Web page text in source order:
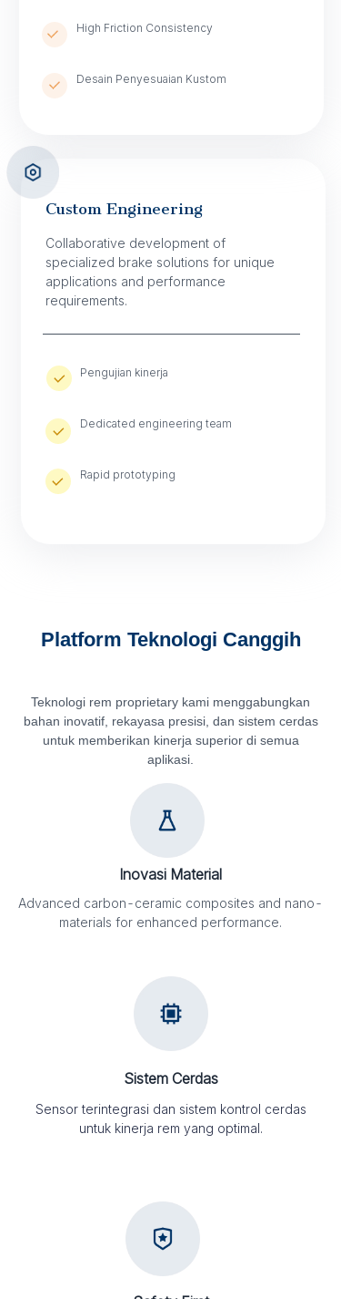
High Friction Consistency
Desain Penyesuaian Kustom
Pengujian kinerja
Rapid prototyping ​
Dedicated engineering team ​
Collaborative development of
specialized brake solutions for unique
applications and performance
requirements.
Custom Engineering
Platform Teknologi Canggih
Teknologi rem proprietary kami menggabungkan
bahan inovatif, rekayasa presisi, dan sistem cerdas
untuk memberikan kinerja superior di semua
aplikasi.
Inovasi Material
Advanced carbon-ceramic composites and nano-
materials for enhanced performance.
Sistem Cerdas
Sensor terintegrasi dan sistem kontrol cerdas
untuk kinerja rem yang optimal.